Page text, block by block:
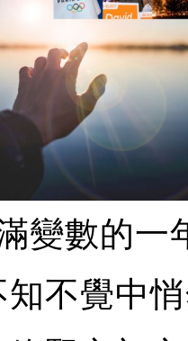
變數的一
知不覺中